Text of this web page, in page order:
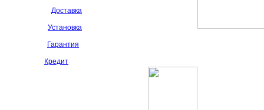
Доставка
Установка
Гарантия
Кредит